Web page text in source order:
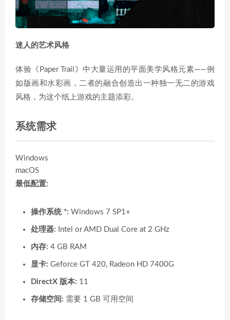
迷人的艺术风格
体验《Paper Trail》中大量运用的平面美学风格元素——例
如版画和水彩画，二者的融合创造出一种独一无二的游戏
风格，为这个纸上游戏的主题添彩。
系统需求
Windows
macOS
最低配置:
操作系统 *: Windows 7 SP1+
处理器: Intel or AMD Dual Core at 2 GHz
内存: 4 GB RAM
显卡: Geforce GT 420, Radeon HD 7400G
DirectX 版本: 11
存储空间: 需要 1 GB 可用空间